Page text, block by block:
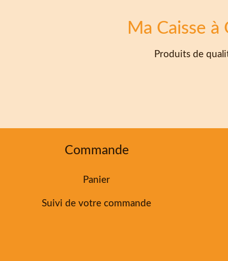
Ma Caisse
Produits de
Commande
Panier
Suivi de votre commande